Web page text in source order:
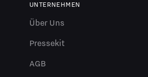
UNTERNEHMEN
Über Uns
Pressekit
AGB